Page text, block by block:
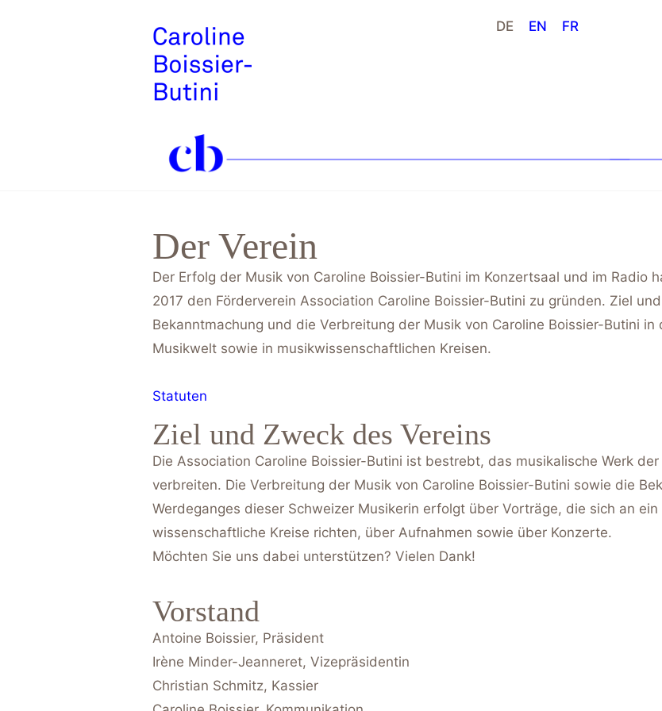
DE EN FR
Der Verein
Der Erfolg der Musik von Caroline Boissier-Butini im Konzertsaal und im Radio
2017 den Förderverein Association Caroline Boissier-Butini zu gründen. Ziel
Bekanntmachung und die Verbreitung der Musik von Caroline Boissier-Butini
Musikwelt sowie in musikwissenschaftlichen Kreisen.
Statuten
Ziel und Zweck des Vereins
Die Association Caroline Boissier-Butini ist bestrebt, das musikalische Werk
verbreiten. Die Verbreitung der Musik von Caroline Boissier-Butini sowie die
Werdeganges dieser Schweizer Musikerin erfolgt über Vorträge, die sich an
wissenschaftliche Kreise richten, über Aufnahmen sowie über Konzerte.
Möchten Sie uns dabei unterstützen? Vielen Dank!
Vorstand
Antoine Boissier, Präsident
Irène Minder-Jeanneret, Vizepräsidentin
Christian Schmitz, Kassier